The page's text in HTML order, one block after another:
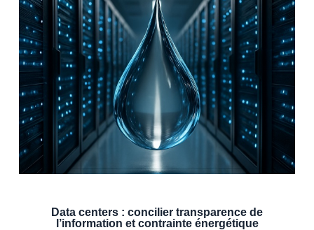
Data centers : concilier transparence de
l’information et contrainte énergétique